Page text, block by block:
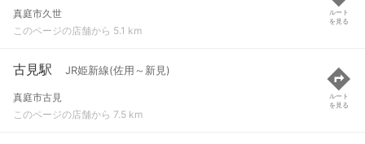
真庭市久世
このページの店舗から 5.1 km
ルート
を見る
古見駅 JR姫新線(佐用～新見)
真庭市古見
このページの店舗から 7.5 km
ルート
を見る